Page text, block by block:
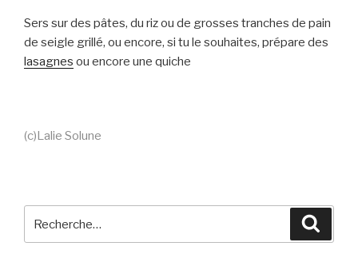
Sers sur des pâtes, du riz ou de grosses tranches de pain
de seigle grillé, ou encore, si tu le souhaites, prépare des
lasagnes ou encore une quiche
(c)Lalie Solune
pour